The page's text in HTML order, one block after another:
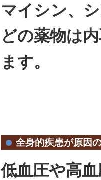
マイシン、
どの薬物は
ます。
全身的疾患が原因
低血圧や高